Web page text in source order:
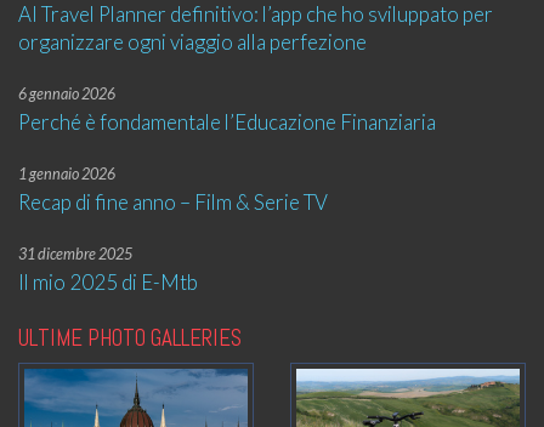
AI Travel Planner definitivo: l’app che ho sviluppato per
organizzare ogni viaggio alla perfezione
6 gennaio 2026
Perché è fondamentale l’Educazione Finanziaria
1 gennaio 2026
Recap di fine anno – Film & Serie TV
31 dicembre 2025
Il mio 2025 di E-Mtb
ULTIME PHOTO GALLERIES